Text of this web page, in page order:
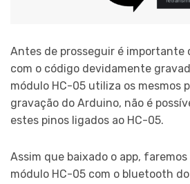
Antes de prosseguir é importante
com o código devidamente
módulo HC-05 utiliza os mesmos
gravação do Arduino, não é
estes pinos ligados ao HC-05.
Assim que baixado o app,
módulo HC-05 com o bluetooth